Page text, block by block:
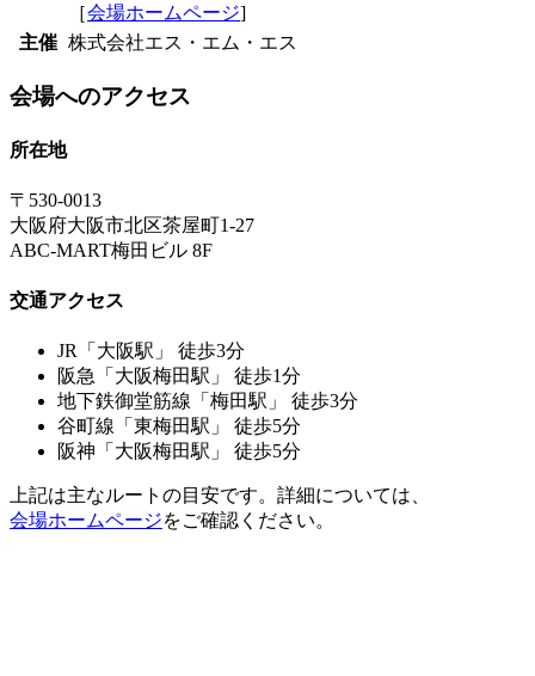
［会場ホームページ]
主催 株式会社エス・エム・エス
会場へのアクセス
所在地
〒530-0013
大阪府大阪市北区茶屋町1-27
ABC-MART梅田ビル 8F
交通アクセス
JR「大阪駅」 徒歩3分
阪急「大阪梅田駅」 徒歩1分
地下鉄御堂筋線「梅田駅」 徒歩3分
谷町線「東梅田駅」 徒歩5分
阪神「大阪梅田駅」 徒歩5分
上記は主なルートの目安です。詳細については、
会場ホームページをご確認ください。